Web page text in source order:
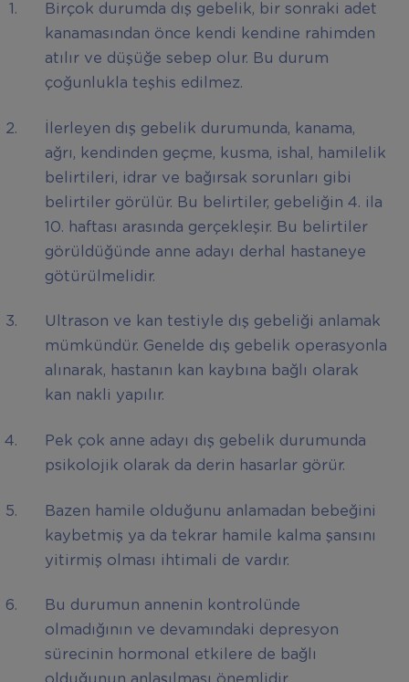
Birçok durumda dış gebelik, bir sonraki adet
kanamasından önce kendi kendine rahimden
atılır ve düşüğe sebep olur. Bu durum
çoğunlukla teşhis edilmez.
İlerleyen dış gebelik durumunda, kanama,
ağrı, kendinden geçme, kusma, ishal, hamilelik
belirtileri, idrar ve bağırsak sorunları gibi
belirtiler görülür. Bu belirtiler, gebeliğin 4. ila
10. haftası arasında gerçekleşir. Bu belirtiler
görüldüğünde anne adayı derhal hastaneye
götürülmelidir.
Ultrason ve kan testiyle dış gebeliği anlamak
mümkündür. Genelde dış gebelik operasyonla
alınarak, hastanın kan kaybına bağlı olarak
kan nakli yapılır.
Pek çok anne adayı dış gebelik durumunda
psikolojik olarak da derin hasarlar görür.
Bazen hamile olduğunu anlamadan bebeğini
kaybetmiş ya da tekrar hamile kalma şansını
yitirmiş olması ihtimali de vardır.
Bu durumun annenin kontrolünde
olmadığının ve devamındaki depresyon
sürecinin hormonal etkilere de bağlı